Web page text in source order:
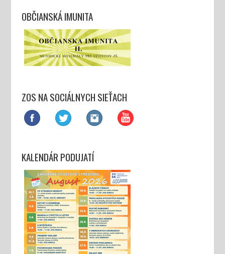
OBČIANSKÁ IMUNITA
ZOS NA SOCIÁLNYCH SIEŤACH
KALENDÁR PODUJATÍ